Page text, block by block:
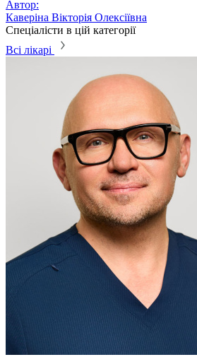
Автор:
Каверіна Вікторія Олексіївна
Спеціалісти в цій категорії
Всі лікарі